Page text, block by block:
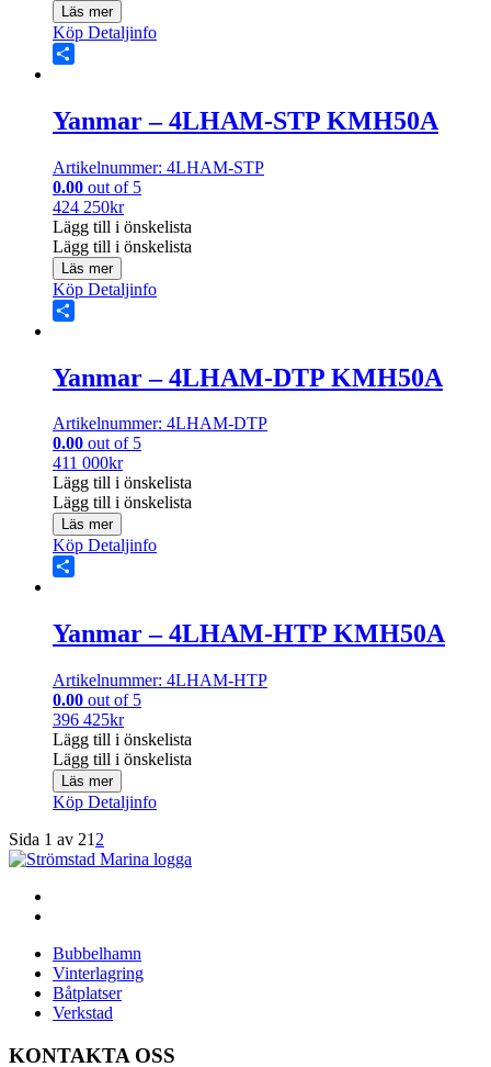
Läs mer
Köp Detaljinfo
Yanmar – 4LHAM-STP KMH50A
Artikelnummer: 4LHAM-STP
0.00 out of 5
424 250kr
Lägg till i önskelista
Lägg till i önskelista
Läs mer
Köp Detaljinfo
Yanmar – 4LHAM-DTP KMH50A
Artikelnummer: 4LHAM-DTP
0.00 out of 5
411 000kr
Lägg till i önskelista
Lägg till i önskelista
Läs mer
Köp Detaljinfo
Yanmar – 4LHAM-HTP KMH50A
Artikelnummer: 4LHAM-HTP
0.00 out of 5
396 425kr
Lägg till i önskelista
Lägg till i önskelista
Läs mer
Köp Detaljinfo
Sida 1 av 21 2
Bubbelhamn
Vinterlagring
Båtplatser
Verkstad
KONTAKTA OSS